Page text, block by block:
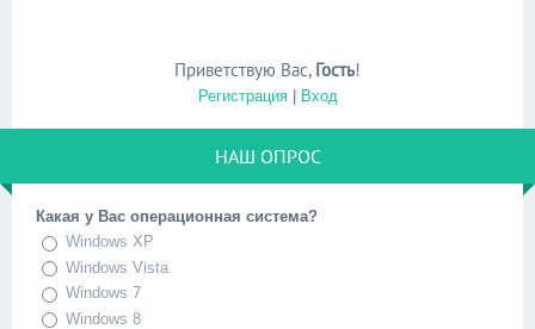
Приветствую Вас, Гость!
Регистрация| Вход
НАШ ОПРОС
Какая у Вас операционная система?
Windows XP
Windows Vista
Windows 7
Windows 8